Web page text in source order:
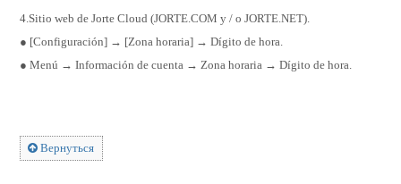
4.Sitio web de Jorte Cloud (JORTE.COM y / o JORTE.NET).
● [Configuración] → [Zona horaria] → Dígito de hora.
● Menú → Información de cuenta → Zona horaria → Dígito de hora.
Вернуться